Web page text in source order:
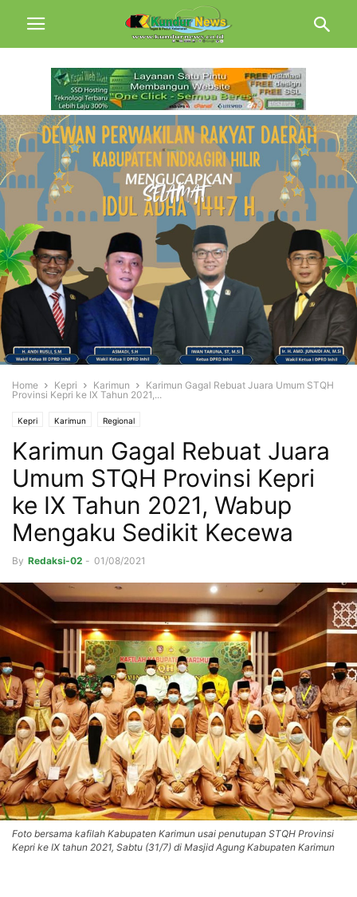
Home Kepri Karimun
Karimun Gagal Rebuat Juara Umum STQH
Provinsi Kepri ke IX Tahun 2021,...
Kepri Karimun Regional
Karimun Gagal Rebuat Juara
Umum STQH Provinsi Kepri
ke IX Tahun 2021, Wabup
Mengaku Sedikit Kecewa
By Redaksi-02 - 01/08/2021
Foto bersama kafilah Kabupaten Karimun usai penutupan STQH Provinsi
Kepri ke IX tahun 2021, Sabtu (31/7) di Masjid Agung Kabupaten Karimun